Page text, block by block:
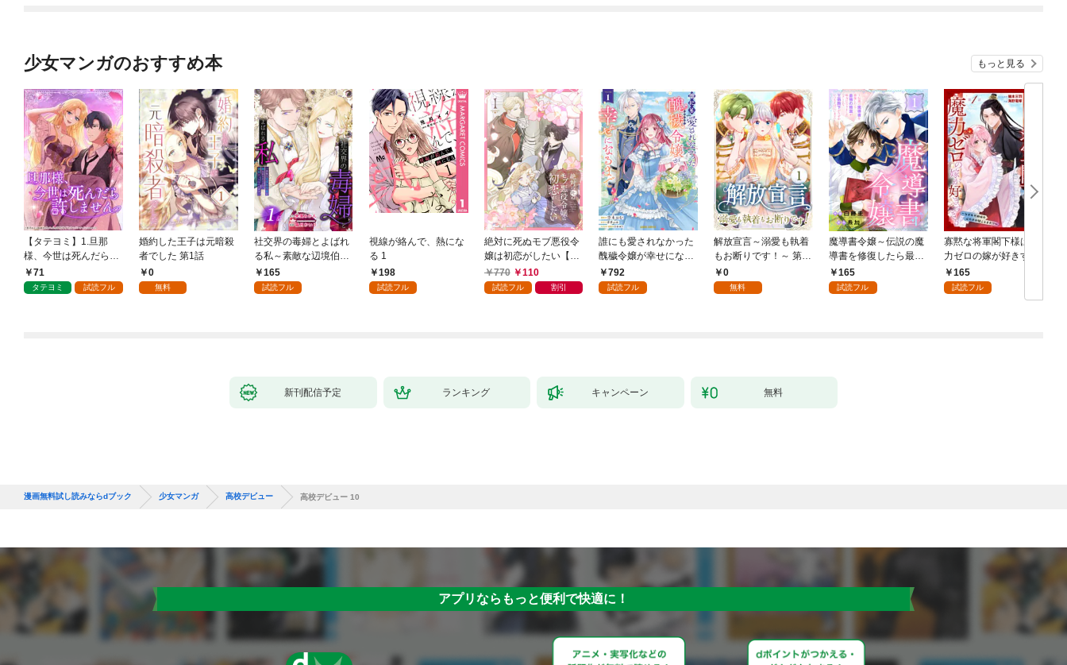
少女マンガのおすすめ本 もっと見る
【タテヨミ】1.旦那
様、今世は死んだら許
しません
71
タテヨミ 試読フル
婚約した王子は元暗殺
者でした 第1話
0
無料
社交界の毒婦とよばれ
る私～素敵な辺境伯令
息に腕を折られたの
で、責任とってもらい
165
試読フル
視線が絡んで、熱にな
る 1
198
試読フル
絶対に死ぬモブ悪役令
嬢は初恋がしたい【単
行本版】 1巻
770 110
試読フル 割引
誰にも愛されなかった
醜穢令嬢が幸せになる
まで 1
792
試読フル
解放宣言～溺愛も執着
もお断りです！～ 第1
話0
無料
魔導書令嬢～伝説の魔
導書を修復したら最強
の精霊が味方になりま
した（クールな王弟殿
165
試読フル
寡黙な将軍閣下様は魔
力ゼロの嫁が好きすぎ
る～なぜか旦那様の心
の声が聞こえます！？
～［1話売り］ story0
165
試読フル
新刊配信予定 ランキング キャンペーン 無料
漫画無料試し読みならdブック 少女マンガ 高校デビュー 高校デビュー 10
アプリならもっと便利で快適に！